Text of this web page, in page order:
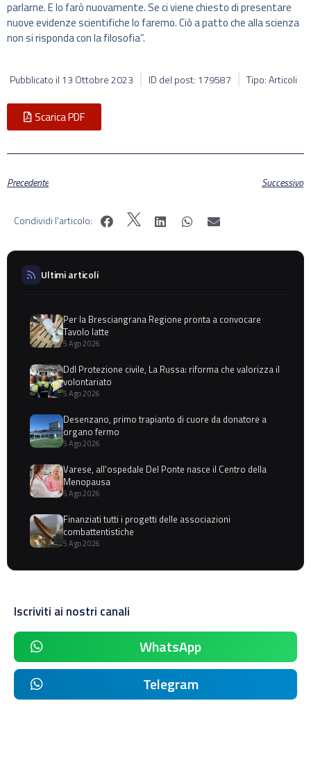
parlarne. E lo farò nuovamente. Se ci viene chiesto di presentare
nuove evidenze scientifiche lo faremo. Ciò a patto che alla scienza
non si risponda con la filosofia”.
Pubblicato il 13 Ottobre 2023 ID del post: 179587 Tipo: Articoli
Scarica PDF
Precedente Successivo
Condividi l'articolo:
Ultimi articoli
Per la Bresciangrana Regione pronta a convocare
Tavolo latte
5 Ago 2026
Ddl Protezione civile, La Russa: riforma che valorizza il
volontariato
5 Ago 2026
Desenzano, primo trapianto di cuore da donatore a
organo fermo
5 Ago 2026
Varese, all'ospedale Del Ponte nasce il Centro della
Menopausa
5 Ago 2026
Finanziati tutti i progetti delle associazioni
combattentistiche
5 Ago 2026
Iscriviti ai nostri canali
WhatsApp
Telegram